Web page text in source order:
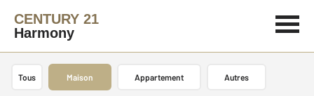
CENTURY 21
Harmony
Tous Maison Appartement Autres